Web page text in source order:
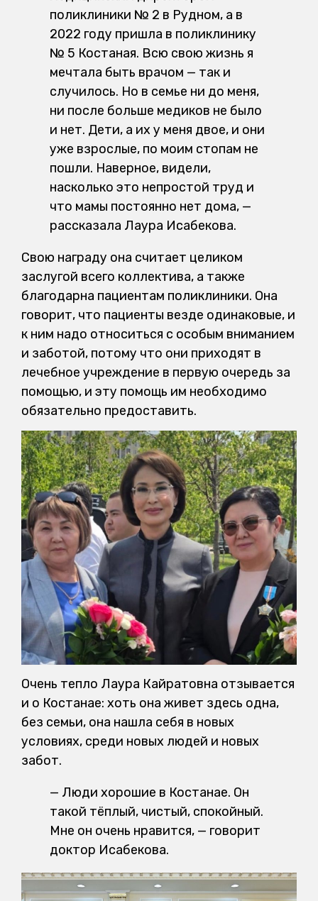
поликлиники № 2 в Рудном, а в
2022 году пришла в поликлинику
№ 5 Костаная. Всю свою жизнь я
мечтала быть врачом — так и
случилось. Но в семье ни до меня,
ни после больше медиков не было
и нет. Дети, а их у меня двое, и они
уже взрослые, по моим стопам не
пошли. Наверное, видели,
насколько это непростой труд и
что мамы постоянно нет дома, —
рассказала Лаура Исабекова.
Свою награду она считает целиком
заслугой всего коллектива, а также
благодарна пациентам поликлиники. Она
говорит, что пациенты везде одинаковые, и
к ним надо относиться с особым вниманием
и заботой, потому что они приходят в
лечебное учреждение в первую очередь за
помощью, и эту помощь им необходимо
обязательно предоставить.
Очень тепло Лаура Кайратовна отзывается
и о Костанае: хоть она живет здесь одна,
без семьи, она нашла себя в новых
условиях, среди новых людей и новых
забот.
— Люди хорошие в Костанае. Он
такой тёплый, чистый, спокойный.
Мне он очень нравится, — говорит
доктор Исабекова.